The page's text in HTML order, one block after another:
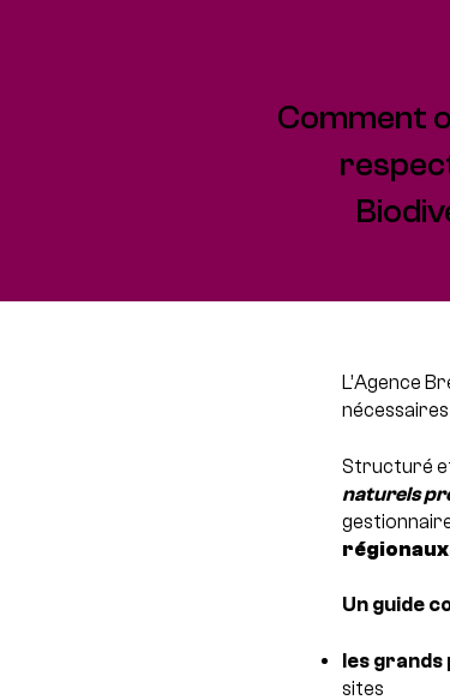
Comment
L’Agence
Structuré
naturels
Un guide
les grands
sites